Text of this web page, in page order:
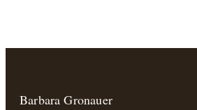
Barbara Gronauer